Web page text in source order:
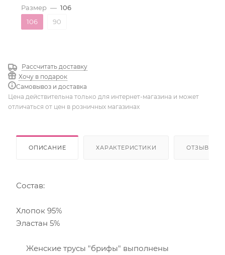
Размер — 106
106
90
Рассчитать доставку
Хочу в подарок
Самовывоз и доставка
Цена действительна только для интернет-магазина и может
отличаться от цен в розничных магазинах
ОПИСАНИЕ ХАРАКТЕРИСТИКИ ОТЗЫВЫ
Состав:
Хлопок 95%
Эластан 5%
Женские трусы "брифы" выполнены